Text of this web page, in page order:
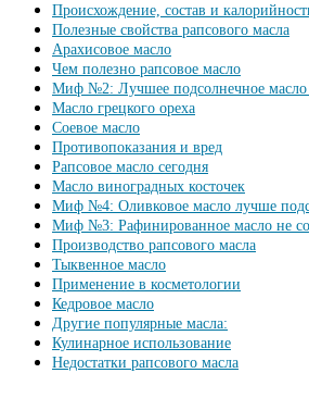
Происхождение, состав и
Полезные свойства рапсового масла
Арахисовое масло
Чем полезно рапсовое масло
Миф №2: Лучшее подсолнечное масло
Масло грецкого ореха
Соевое масло
Противопоказания и вред
Рапсовое масло сегодня
Масло виноградных косточек
Миф №4: Оливковое масло лучше
Миф №3: Рафинированное масло не
Производство рапсового масла
Тыквенное масло
Применение в косметологии
Кедровое масло
Другие популярные масла:
Кулинарное использование
Недостатки рапсового масла